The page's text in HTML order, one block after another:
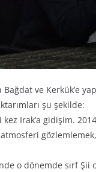
ve Kerkük’e
şu şekilde:
Irak’a gidişim.
gözlemlemek,
o dönemde sırf Şii